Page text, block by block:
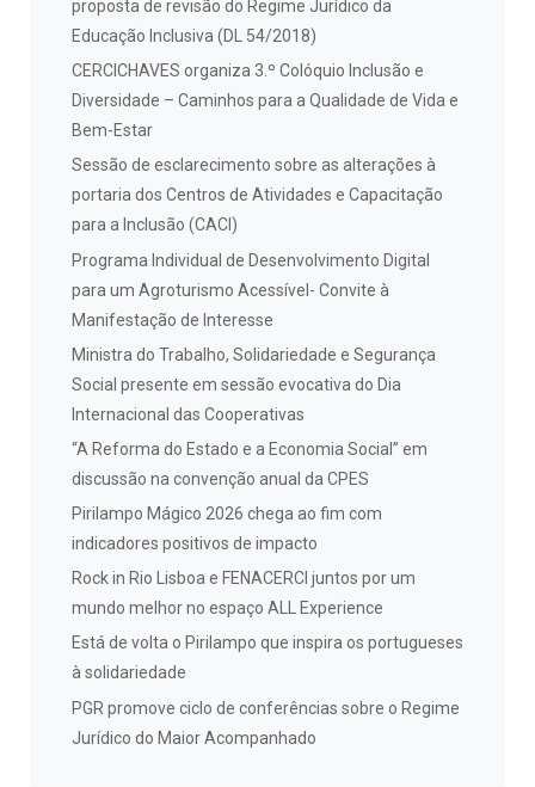
proposta de revisão do Regime Jurídico da
Educação Inclusiva (DL 54/2018)
CERCICHAVES organiza 3.º Colóquio Inclusão e
Diversidade – Caminhos para a Qualidade de Vida e
Bem-Estar
Sessão de esclarecimento sobre as alterações à
portaria dos Centros de Atividades e Capacitação
para a Inclusão (CACI)
Programa Individual de Desenvolvimento Digital
para um Agroturismo Acessível- Convite à
Manifestação de Interesse
Ministra do Trabalho, Solidariedade e Segurança
Social presente em sessão evocativa do Dia
Internacional das Cooperativas
“A Reforma do Estado e a Economia Social” em
discussão na convenção anual da CPES
Pirilampo Mágico 2026 chega ao fim com
indicadores positivos de impacto
Rock in Rio Lisboa e FENACERCI juntos por um
mundo melhor no espaço ALL Experience
Está de volta o Pirilampo que inspira os portugueses
à solidariedade
PGR promove ciclo de conferências sobre o Regime
Jurídico do Maior Acompanhado